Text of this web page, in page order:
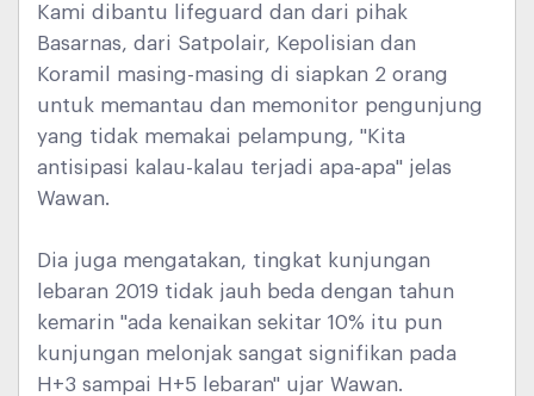
Kami dibantu lifeguard dan dari pihak
Basarnas, dari Satpolair, Kepolisian dan
Koramil masing-masing di siapkan 2 orang
untuk memantau dan memonitor pengunjung
yang tidak memakai pelampung, "Kita
antisipasi kalau-kalau terjadi apa-apa" jelas
Wawan.
Dia juga mengatakan, tingkat kunjungan
lebaran 2019 tidak jauh beda dengan tahun
kemarin "ada kenaikan sekitar 10% itu pun
kunjungan melonjak sangat signifikan pada
H+3 sampai H+5 lebaran" ujar Wawan.